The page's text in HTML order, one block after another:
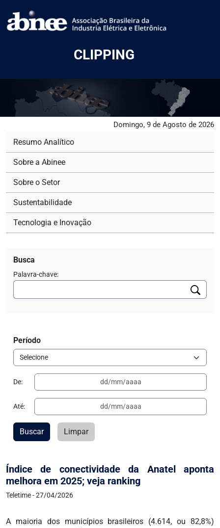
CLIPPING
Domingo, 9 de Agosto de 2026
Índice de conectividade da Anatel aponta
melhora em 2025; veja ranking
Teletime - 27/04/2026
A maioria dos municípios brasileiros (4.614, ou 82,8%)
Resumo Analítico
Sobre a Abinee
Sobre o Setor
Sustentabilidade
Tecnologia e Inovação
Busca
Palavra-chave:
Período
De:
Até:
Buscar Limpar